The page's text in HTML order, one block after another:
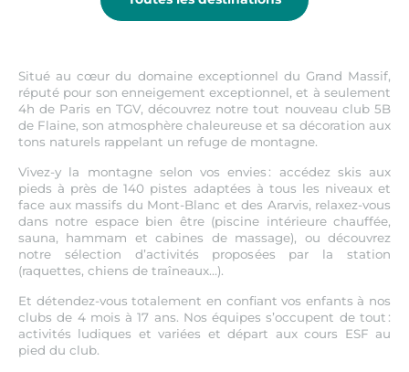
Situé au cœur du domaine exceptionnel du Grand Massif,
réputé pour son enneigement exceptionnel, et à seulement
4h de Paris en TGV, découvrez notre tout nouveau club 5B
de Flaine, son atmosphère chaleureuse et sa décoration aux
tons naturels rappelant un refuge de montagne.
Vivez-y la montagne selon vos envies : accédez skis aux
pieds à près de 140 pistes adaptées à tous les niveaux et
face aux massifs du Mont-Blanc et des Ararvis, relaxez-vous
dans notre espace bien être (piscine intérieure chauffée,
sauna, hammam et cabines de massage), ou découvrez
notre sélection d’activités proposées par la station
(raquettes, chiens de traîneaux…).
Et détendez-vous totalement en confiant vos enfants à nos
clubs de 4 mois à 17 ans. Nos équipes s’occupent de tout :
activités ludiques et variées et départ aux cours ESF au
pied du club.